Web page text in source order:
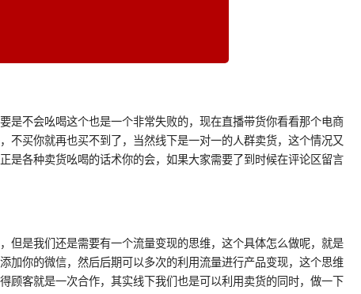
是不会吆喝这个也是一个非常失败的，现在直播带货你看看那个电商
不买你就再也买不到了，当然线下是一对一的人群卖货，这个情况又
是各种卖货吆喝的话术你的会，如果大家需要了到时候在评论区留言
但是我们还是需要有一个流量变现的思维，这个具体怎么做呢，就是
加你的微信，然后后期可以多次的利用流量进行产品变现，这个思维
顾客就是一次合作，其实线下我们也是可以利用卖货的同时，做一下